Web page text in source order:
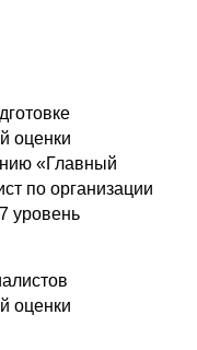
оценки
«Главный
по организации
уровень
оценки